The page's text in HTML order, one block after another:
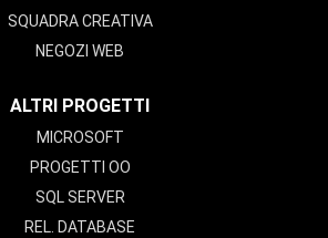
SQUADRA CREATIVA
NEGOZI WEB
ALTRI PROGETTI
MICROSOFT
PROGETTI OO
SQL SERVER
REL. DATABASE